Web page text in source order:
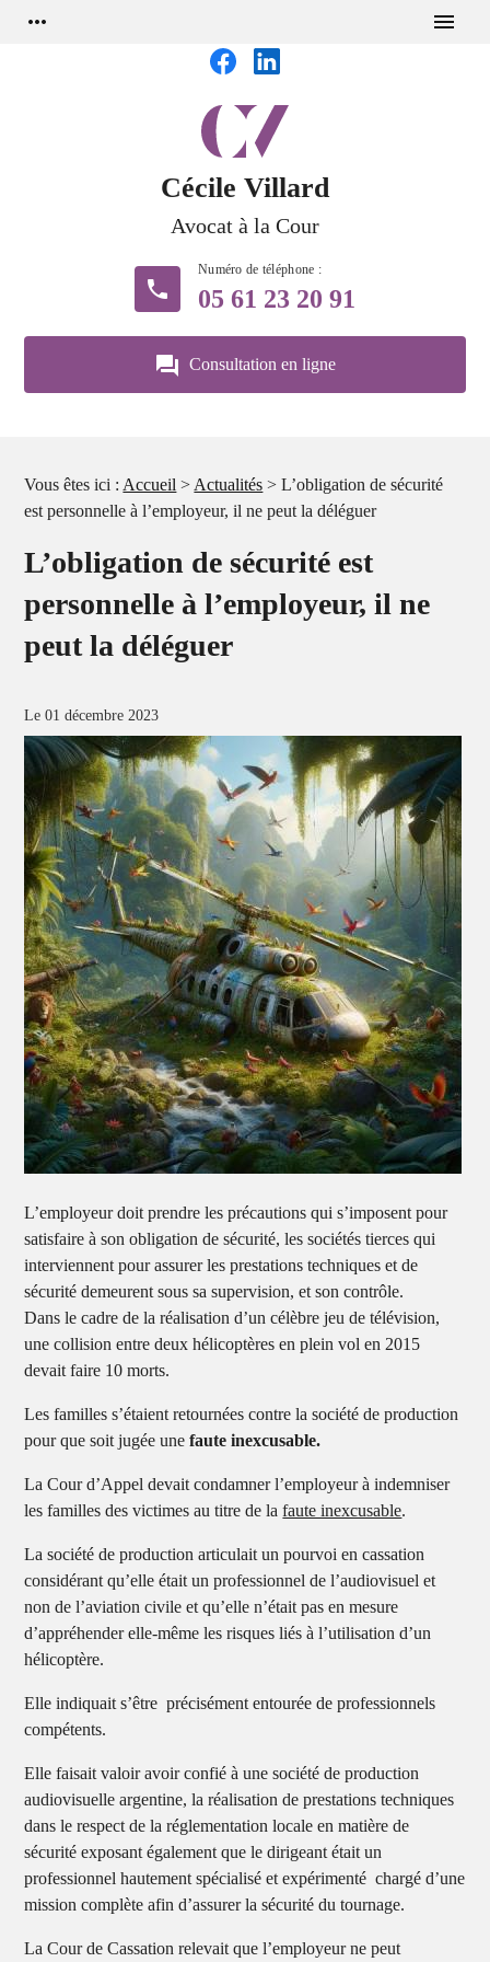
more_horiz menu
Cécile Villard
Avocat à la Cour
phone 05 61 23 20 91
question_answer Consultation en ligne
Vous êtes ici : Accueil > Actualités > L’obligation de sécurité
est personnelle à l’employeur, il ne peut la déléguer
L’obligation de sécurité est
personnelle à l’employeur, il ne
peut la déléguer
Le 01 décembre 2023
L’employeur doit prendre les précautions qui s’imposent pour
satisfaire à son obligation de sécurité, les sociétés tierces qui
interviennent pour assurer les prestations techniques et de
sécurité demeurent sous sa supervision, et son contrôle.
Dans le cadre de la réalisation d’un célèbre jeu de télévision,
une collision entre deux hélicoptères en plein vol en 2015
devait faire 10 morts.
Les familles s’étaient retournées contre la société de production
pour que soit jugée unefaute inexcusable.
La Cour d’Appel devait condamner l’employeur à indemniser
les familles des victimes au titre de lafaute inexcusable.
La société de production articulait un pourvoi en cassation
considérant qu’elle était un professionnel de l’audiovisuel et
non de l’aviation civile et qu’elle n’était pas en mesure
d’appréhender elle-même les risques liés à l’utilisation d’un
hélicoptère.
Elle indiquait s’être précisément entourée de professionnels
compétents.
Elle faisait valoir avoir confié à une société de production
audiovisuelle argentine, la réalisation de prestations techniques
dans le respect de la réglementation locale en matière de
sécurité exposant également que le dirigeant était un
professionnel hautement spécialisé et expérimenté chargé d’une
mission complète afin d’assurer la sécurité du tournage.
La Cour de Cassation relevait que l’employeur ne peut